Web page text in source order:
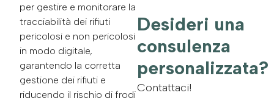
per gestire e monitorare la
tracciabilità dei rifiuti
pericolosi e non pericolosi
in modo digitale,
garantendo la corretta
gestione dei rifiuti e
riducendo il rischio di frodi
Desideri una
consulenza
personalizzata?
Contattaci!